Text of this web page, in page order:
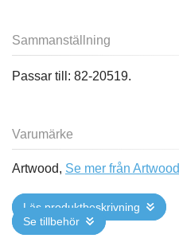
Sammanställning
Passar till: 82-20519.
Varumärke
Artwood, Se mer från Artwood
Läs produktbeskrivning
Se tillbehör